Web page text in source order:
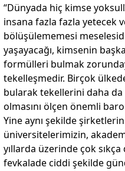
“Dünyada hiç kimse
insana fazla fazla yetecek
bölüşülememesi
yaşayacağı, kimsenin
formülleri bulmak
tekelleşmedir. Birçok
bularak tekellerini daha
olmasını ölçen önemli
Yine aynı şekilde
üniversitelerimizin,
yıllarda üzerinde çok
fevkalade ciddi şekilde